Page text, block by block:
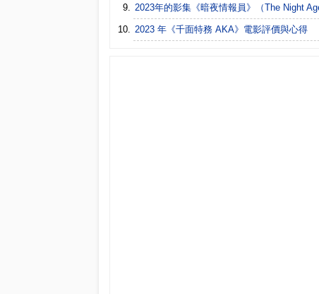
2023年的影集《暗夜情報員》（The Night
2023 年《千面特務 AKA》電影評價與心得